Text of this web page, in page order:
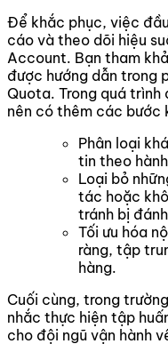
Để khắc phục, việc
cáo và theo dõi hiệu
Account. Bạn tham
được hướng dẫn trong
Quota. Trong quá
nên có thêm các bước
Phân loại
tin theo
Loại bỏ
tác hoặc
tránh bị
Tối ưu hóa
ràng, tập
hàng.
Cuối cùng, trong
nhắc thực hiện tập
cho đội ngũ vận hành